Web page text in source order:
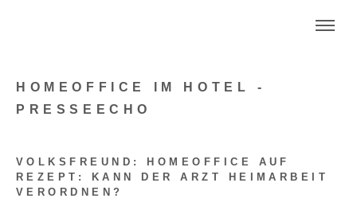
HOMEOFFICE IM HOTEL -
PRESSEECHO
VOLKSFREUND: HOMEOFFICE AUF
REZEPT: KANN DER ARZT HEIMARBEIT
VERORDNEN?